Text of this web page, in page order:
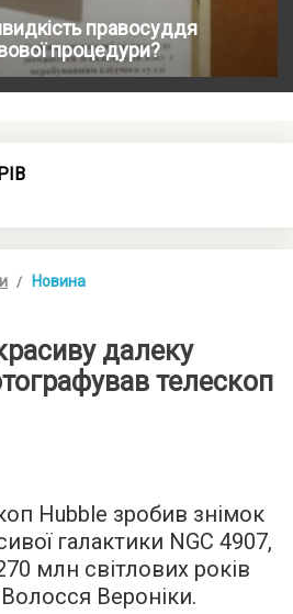
правосуддя
процедури?
Новина
далеку
телескоп
Hubble зробив знімок
галактики NGC 4907,
млн світлових років
Волосся Вероніки.